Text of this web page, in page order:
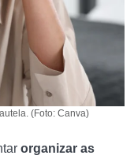
(Foto: Canva)
organizar as